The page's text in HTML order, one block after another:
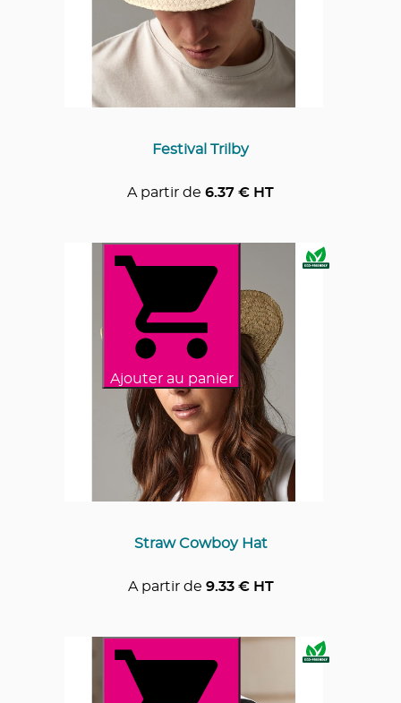
Festival Trilby
A partir de 6.37 € HT
Ajouter au panier
Straw Cowboy Hat
A partir de 9.33€ HT